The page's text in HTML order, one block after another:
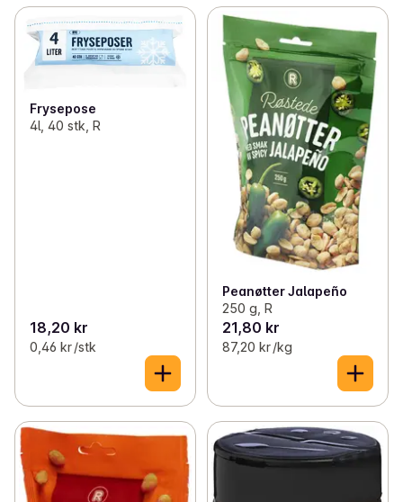
Frysepose
4l, 40 stk, R
18,20 kr
0,46 kr /stk
Peanøtter Jalapeño
250 g, R
21,80 kr
87,20 kr /kg